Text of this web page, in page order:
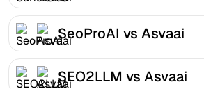
SeoProAI vs Asvaai
SEO2LLM vs Asvaai